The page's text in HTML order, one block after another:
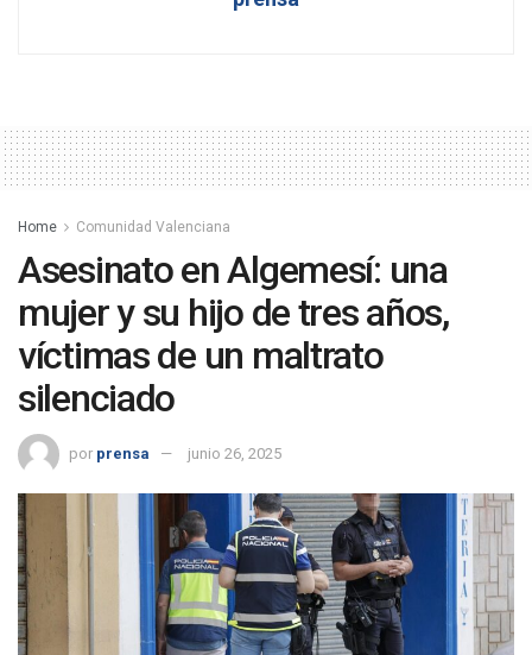
Home Comunidad Valenciana
Asesinato en Algemesí: una
mujer y su hijo de tres años,
víctimas de un maltrato
silenciado
por prensa junio 26, 2025